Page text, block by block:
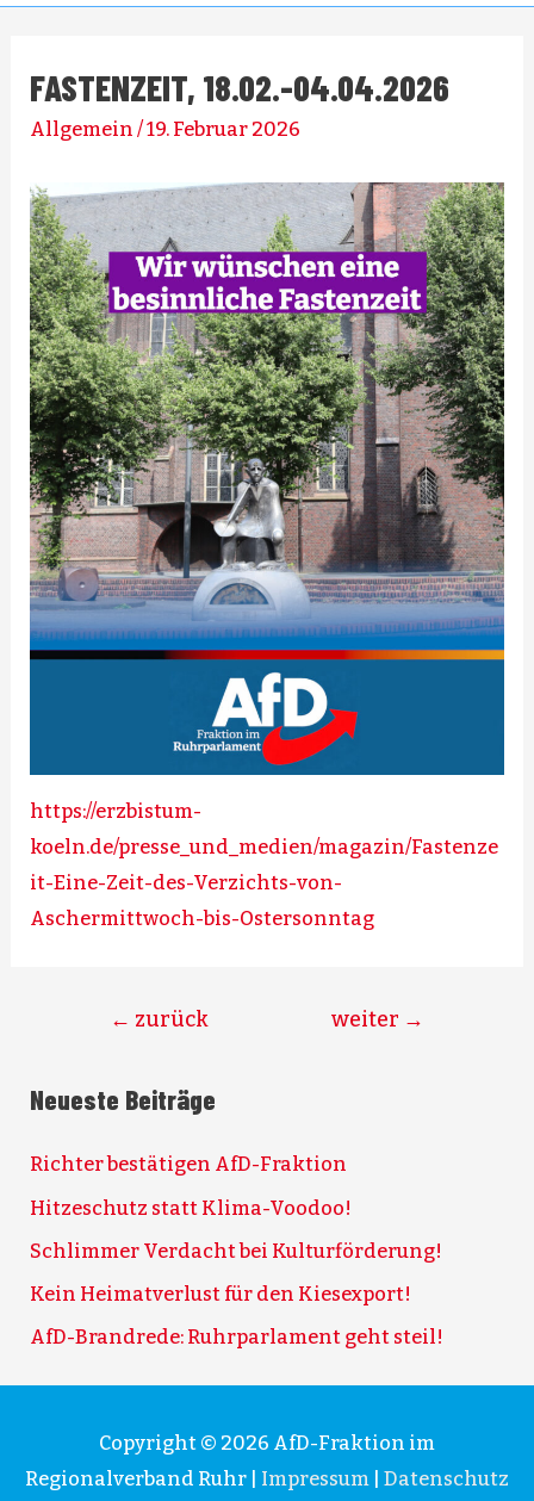
FASTENZEIT, 18.02.-04.04.2026
Allgemein /19. Februar 2026
https://erzbistum-
koeln.de/presse_und_medien/magazin/Fastenze
it-Eine-Zeit-des-Verzichts-von-
Aschermittwoch-bis-Ostersonntag
Beitragsnavigation
← zurück weiter →
Neueste Beiträge
Richter bestätigen AfD-Fraktion
Hitzeschutz statt Klima-Voodoo!
Schlimmer Verdacht bei Kulturförderung!
Kein Heimatverlust für den Kiesexport!
AfD-Brandrede: Ruhrparlament geht steil!
Copyright © 2026 AfD-Fraktion im
Regionalverband Ruhr
Impressum Datenschutz